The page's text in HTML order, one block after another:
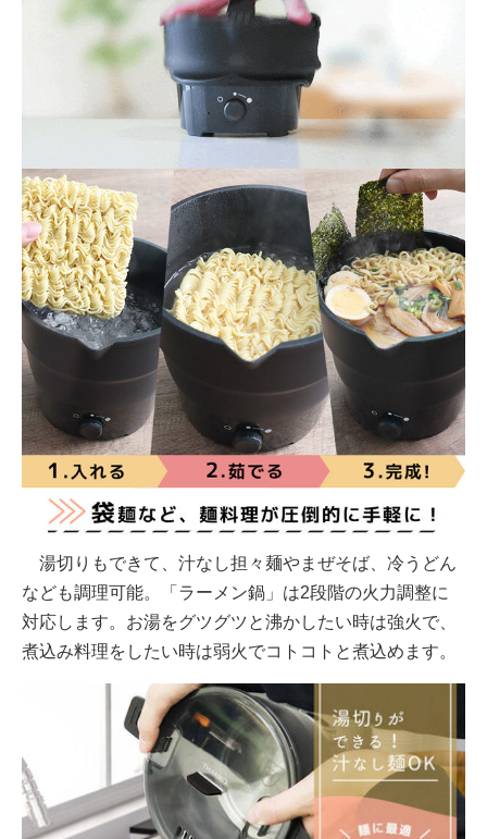
湯切りもできて、汁なし担々麺やまぜそば、冷うどん
なども調理可能。「ラーメン鍋」は2段階の火力調整に
対応します。お湯をグツグツと沸かしたい時は強火で、
煮込み料理をしたい時は弱火でコトコトと煮込めます。